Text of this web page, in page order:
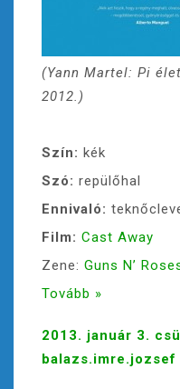
(Yann Martel: Pi
2012.)
Szín: kék
Szó: repülőhal
Ennivaló:
Film: Cast Away
Zene: Guns N’
Tovább »
2013. január 3.
balazs.imre.jozsef